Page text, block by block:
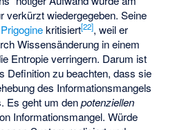
verkürzt wiedergegeben. Seine
kritisiert[22], weil er
Wissensänderung in einem
Entropie verringern. Darum ist
Definition zu beachten, dass sie
des Informationsmangels
Es geht um denpotenziellen
Informationsmangel. Würde